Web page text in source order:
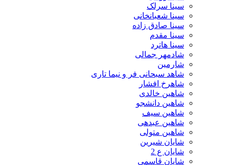
سینا سرلک
سینا شعبانخانی
سینا صادق زاده
سینا مقدم
سینا هاترد
شادمهر جمالی
شارمین
شاهد سبحانی فر و نیما تاری
شاهرخ افشار
شاهین خالدی
شاهین دانشجو
شاهین سیف
شاهین عبدهی
شاهین متولی
شایان شیرین
شایان ع 2
شایان قاسمی